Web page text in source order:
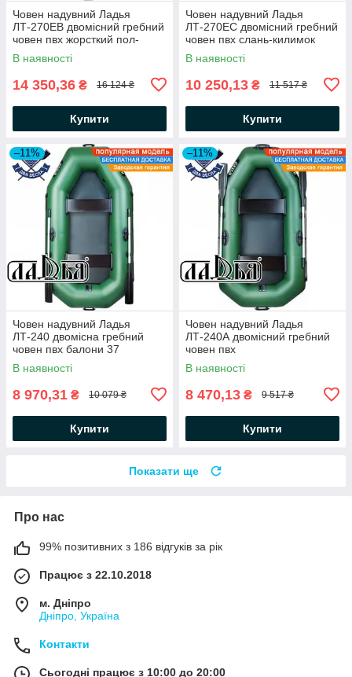
Човен надувний Ладья
ЛТ-270ЕВ двомісний гребний
човен пвх жорсткий пол-
книжка балони 37 сдвижн сід
В наявності
14 350,36 ₴ 16 124 ₴
Купити
Човен надувний Ладья
ЛТ-270ЕС двомісний гребний
човен пвх слань-килимок
балони 37 сдвиж сід човен
гумовий
В наявності
10 250,13 ₴ 11 517 ₴
Купити
–11%
Човен надувний Ладья
ЛТ-240 двомісна гребний
човен пвх балони 37
В наявності
8 970,31 ₴ 10 079 ₴
Купити
–11%
Човен надувний Ладья
ЛТ-240А двомісний гребний
човен пвх
В наявності
8 470,13 ₴ 9 517 ₴
Купити
Показати ще
Про нас
99% позитивних з 186 відгуків за рік
Працює з 22.10.2018
м. Дніпро
Дніпро, Україна
Контакти
Сьогодні працює з 10:00 до 20:00